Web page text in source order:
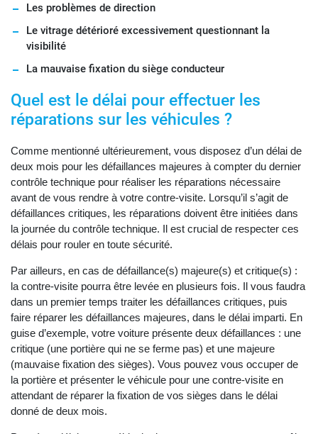
Les problèmes de direction
Le vitrage détérioré excessivement questionnant la
visibilité
La mauvaise fixation du siège conducteur
Quel est le délai pour effectuer les
réparations sur les véhicules ?
Comme mentionné ultérieurement, vous disposez d’un délai de
deux mois pour les défaillances majeures à compter du dernier
contrôle technique pour réaliser les réparations nécessaire
avant de vous rendre à votre contre-visite. Lorsqu’il s’agit de
défaillances critiques, les réparations doivent être initiées dans
la journée du contrôle technique. Il est crucial de respecter ces
délais pour rouler en toute sécurité.
Par ailleurs, en cas de défaillance(s) majeure(s) et critique(s) :
la contre-visite pourra être levée en plusieurs fois. Il vous faudra
dans un premier temps traiter les défaillances critiques, puis
faire réparer les défaillances majeures, dans le délai imparti. En
guise d’exemple, votre voiture présente deux défaillances : une
critique (une portière qui ne se ferme pas) et une majeure
(mauvaise fixation des sièges). Vous pouvez vous occuper de
la portière et présenter le véhicule pour une contre-visite en
attendant de réparer la fixation de vos sièges dans le délai
donné de deux mois.